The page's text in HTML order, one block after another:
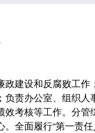
建设和反腐败工
责办公室、组织
效考核等工作。分
全面履行“第一责任